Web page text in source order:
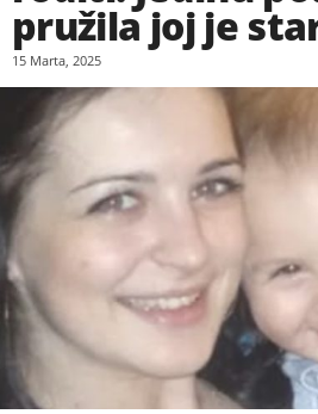
pružila joj je
15 Marta, 2025